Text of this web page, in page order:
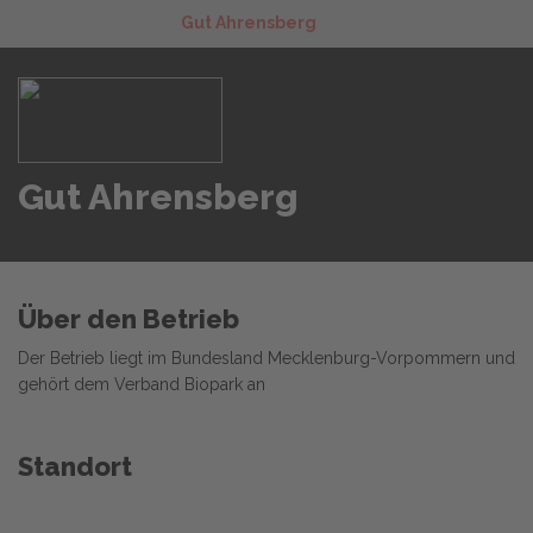
Gut Ahrensberg
Gut Ahrensberg
Über den Betrieb
Der Betrieb liegt im Bundesland Mecklenburg-Vorpommern und
gehört dem Verband Biopark an
Standort